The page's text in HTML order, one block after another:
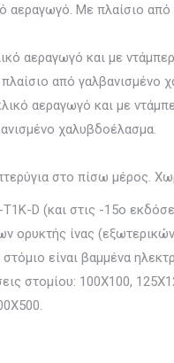
αεραγωγό. Με πλαίσιο από
αεραγωγό και με
από γαλβανισμένο
αεραγωγό και με
χαλυβδοέλασμα.
στο πίσω μέρος.
D (και στις -15ο
ορυκτής ίνας
είναι βαμμένα
στομίου: 100X100,